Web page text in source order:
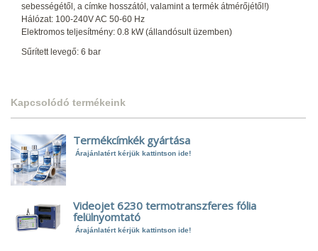
sebességétől, a címke hosszától, valamint a termék átmérőjétől!)
Hálózat: 100-240V AC 50-60 Hz
Elektromos teljesítmény: 0.8 kW (állandósult üzemben)
Sűrített levegő: 6 bar
Kapcsolódó termékeink
Termékcímkék gyártása
Árajánlatért kérjük kattintson ide!
Videojet 6230 termotranszferes fólia
felülnyomtató
Árajánlatért kérjük kattintson ide!